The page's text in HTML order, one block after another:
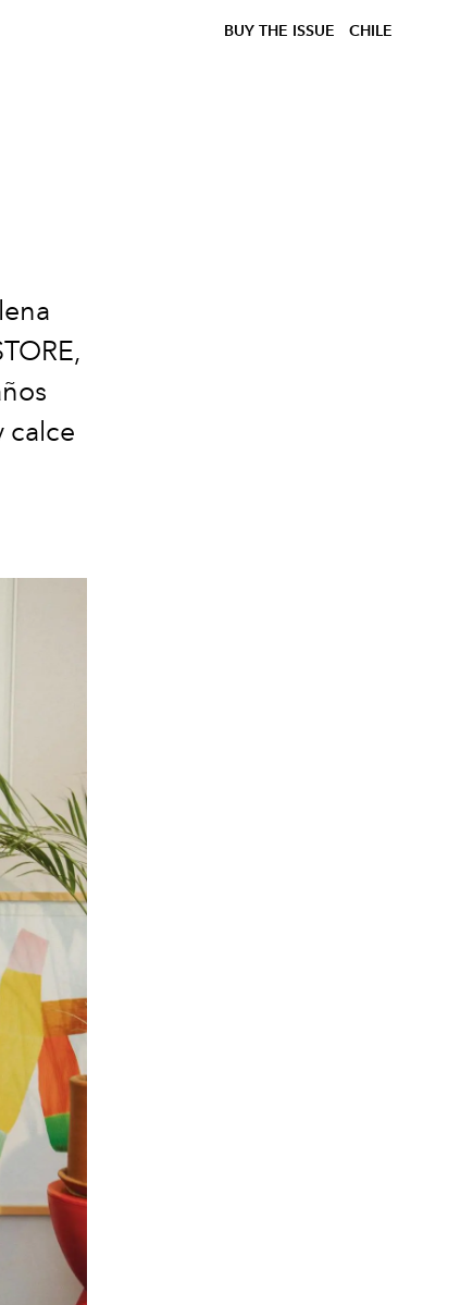
BUY THE ISSUE CHILE
calce